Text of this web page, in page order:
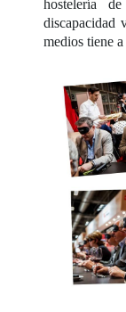
hostelería
discapacidad
medios tiene